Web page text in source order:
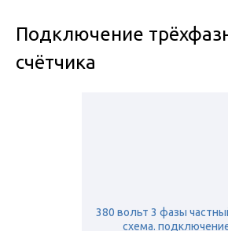
Подключение
счётчика
380 вольт 3 фазы
схема.